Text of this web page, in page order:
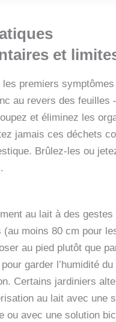
et
les premiers
au revers des
et éliminez les
jamais ces déchets
Brûlez-les ou
au lait à des gestes
(au moins 80 cm pour
au pied plutôt que
garder l’humidité
Certains jardiniers
au lait avec une
ou avec une solution